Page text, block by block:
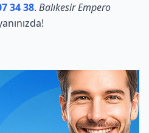
34 38. Balıkesir Empero